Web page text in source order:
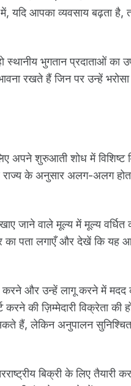
यदि आपका व्यवसाय बढ़ता
भुगतान प्रदाताओं का
रखते हैं जिन पर उन्हें भरोसा
शुरुआती शोध में विशिष्ट
राज्य के अनुसार अलग-अलग
जाने वाले मूल्य में मूल्य
का पता लगाएँ और देखें कि यह
करने और उन्हें लागू करने में
करने की ज़िम्मेदारी विक्रेता
हैं, लेकिन अनुपालन
बिक्री के लिए तैयारी